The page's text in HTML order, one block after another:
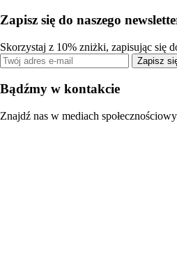
Zapisz się do naszego
Skorzystaj z 10% zniżki, zapisując się
Zapisz
Bądźmy w kontakcie
Znajdź nas w mediach